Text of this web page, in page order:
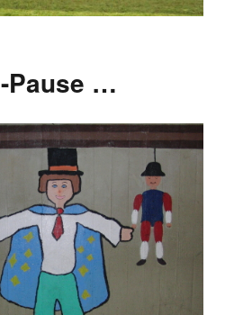
Pause …